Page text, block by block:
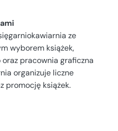
ze
wyborem książek,
pracownia graficzna
organizuje liczne
promocję książek.